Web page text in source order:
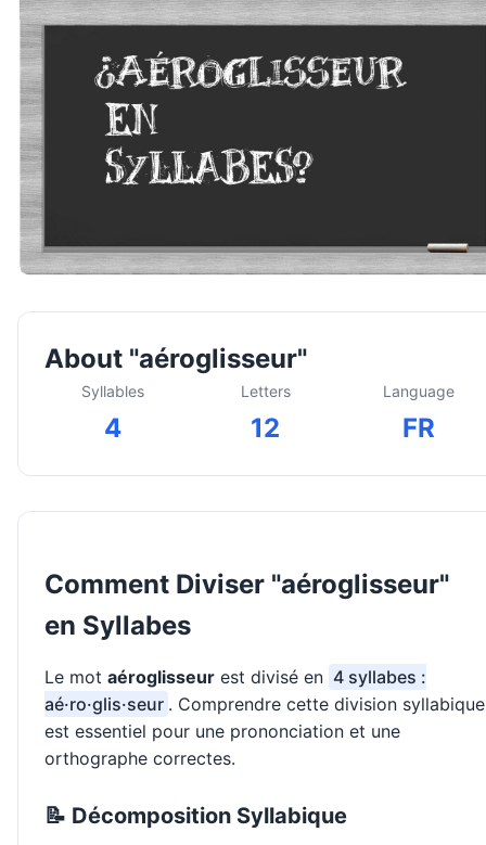
About "aéroglisseur"
Syllables
4
Letters
12
Language
FR
Comment Diviser "aéroglisseur"
en Syllabes
Le mot aéroglisseur est divisé en 4 syllabes :
aé·ro·glis·seur . Comprendre cette division syllabique
est essentiel pour une prononciation et une
orthographe correctes.
📝 Décomposition Syllabique